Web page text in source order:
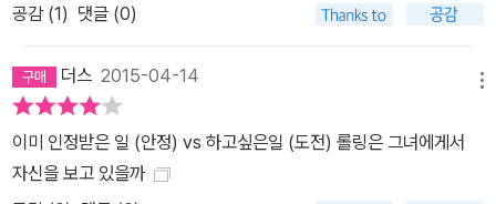
흠 잡을 데 없는 구성까지. 《쿠쿠스 콜링》을 읽어나가다 보면 독자들
은 이것이 전 세계적인 작가 조앤 K. 롤링의 신작이냐 신인작가 로버
트 갤브레이스의 데뷔작이냐를 따질 겨를이 없을 것이다. 다만 놀라
울 정도로 잘 짜여진, 다음 시리즈를 목 빠지게 기다리게 만들 소설이
라는 사실만이 명백해지기 때문이다.
공감 (1) 댓글 (0)
더스 2015-04-14
이미 인정받은 일 (안정) vs 하고싶은일 (도전) 롤링은 그녀에게서
자신을 보고 있을까